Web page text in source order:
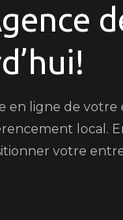
en ligne de
local.
votre